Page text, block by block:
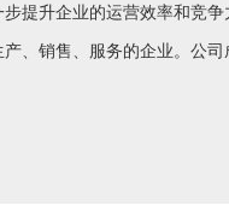
提升企业的运营效率和竞
、销售、服务的企业。公